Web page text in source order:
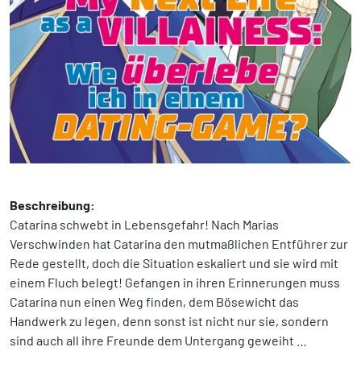
Beschreibung:
Catarina schwebt in Lebensgefahr! Nach Marias
Verschwinden hat Catarina den mutmaßlichen Entführer zur
Rede gestellt, doch die Situation eskaliert und sie wird mit
einem Fluch belegt! Gefangen in ihren Erinnerungen muss
Catarina nun einen Weg finden, dem Bösewicht das
Handwerk zu legen, denn sonst ist nicht nur sie, sondern
sind auch all ihre Freunde dem Untergang geweiht …